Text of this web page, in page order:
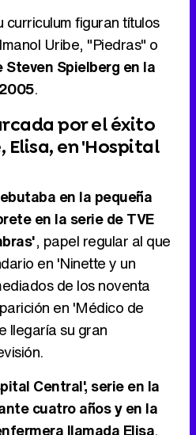
figuran títulos
Uribe, "Piedras" o
Spielberg en la
.
por el éxito
Elisa, en 'Hospital
en la pequeña
en la serie de TVE
, papel regular al que
en 'Ninette y un
de los noventa
en 'Médico de
llegaría su gran
Central', serie en la
cuatro años y en la
llamada Elisa,